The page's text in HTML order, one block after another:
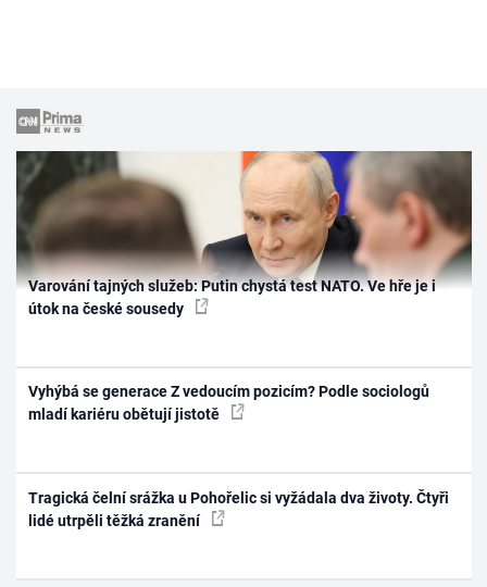
Varování tajných služeb: Putin chystá test NATO. Ve hře je i
útok na české sousedy
Vyhýbá se generace Z vedoucím pozicím? Podle sociologů
mladí kariéru obětují jistotě
Tragická čelní srážka u Pohořelic si vyžádala dva životy. Čtyři
lidé utrpěli těžká zranění